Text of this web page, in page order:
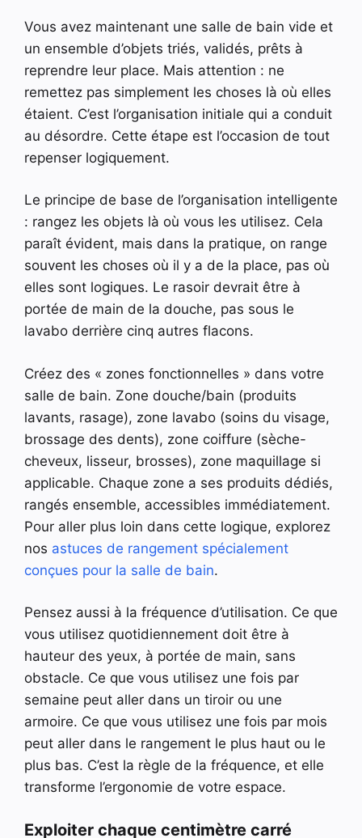
Vous avez maintenant une salle de bain vide et
un ensemble d’objets triés, validés, prêts à
reprendre leur place. Mais attention : ne
remettez pas simplement les choses là où elles
étaient. C’est l’organisation initiale qui a conduit
au désordre. Cette étape est l’occasion de tout
repenser logiquement.
Le principe de base de l’organisation intelligente
: rangez les objets là où vous les utilisez. Cela
paraît évident, mais dans la pratique, on range
souvent les choses où il y a de la place, pas où
elles sont logiques. Le rasoir devrait être à
portée de main de la douche, pas sous le
lavabo derrière cinq autres flacons.
Créez des « zones fonctionnelles » dans votre
salle de bain. Zone douche/bain (produits
lavants, rasage), zone lavabo (soins du visage,
brossage des dents), zone coiffure (sèche-
cheveux, lisseur, brosses), zone maquillage si
applicable. Chaque zone a ses produits dédiés,
rangés ensemble, accessibles immédiatement.
Pour aller plus loin dans cette logique, explorez
nos astuces de rangement spécialement
conçues pour la salle de bain.
Pensez aussi à la fréquence d’utilisation. Ce que
vous utilisez quotidiennement doit être à
hauteur des yeux, à portée de main, sans
obstacle. Ce que vous utilisez une fois par
semaine peut aller dans un tiroir ou une
armoire. Ce que vous utilisez une fois par mois
peut aller dans le rangement le plus haut ou le
plus bas. C’est la règle de la fréquence, et elle
transforme l’ergonomie de votre espace.
Exploiter chaque centimètre carré